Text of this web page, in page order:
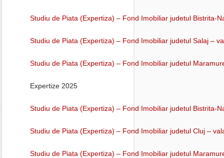
Studiu de Piata (Expertiza) – Fond Imobiliar judetul Bistrita-
Studiu de Piata (Expertiza) – Fond Imobiliar judetul Salaj –
Studiu de Piata (Expertiza) – Fond Imobiliar judetul
Expertize 2025
Studiu de Piata (Expertiza) – Fond Imobiliar judetul Bistrita-
Studiu de Piata (Expertiza) – Fond Imobiliar judetul Cluj –
Studiu de Piata (Expertiza) – Fond Imobiliar judetul